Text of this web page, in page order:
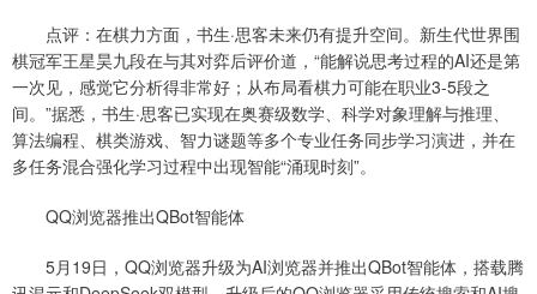
点评：在棋力方面，书生·思客未来仍有提升空间。新生代世界围
棋冠军王星昊九段在与其对弈后评价道，“能解说思考过程的AI还是第
一次见，感觉它分析得非常好；从布局看棋力可能在职业3-5段之
间。”据悉，书生·思客已实现在奥赛级数学、科学对象理解与推理、
算法编程、棋类游戏、智力谜题等多个专业任务同步学习演进，并在
多任务混合强化学习过程中出现智能“涌现时刻”。
QQ浏览器推出QBot智能体
5月19日，QQ浏览器升级为AI浏览器并推出QBot智能体，搭载腾